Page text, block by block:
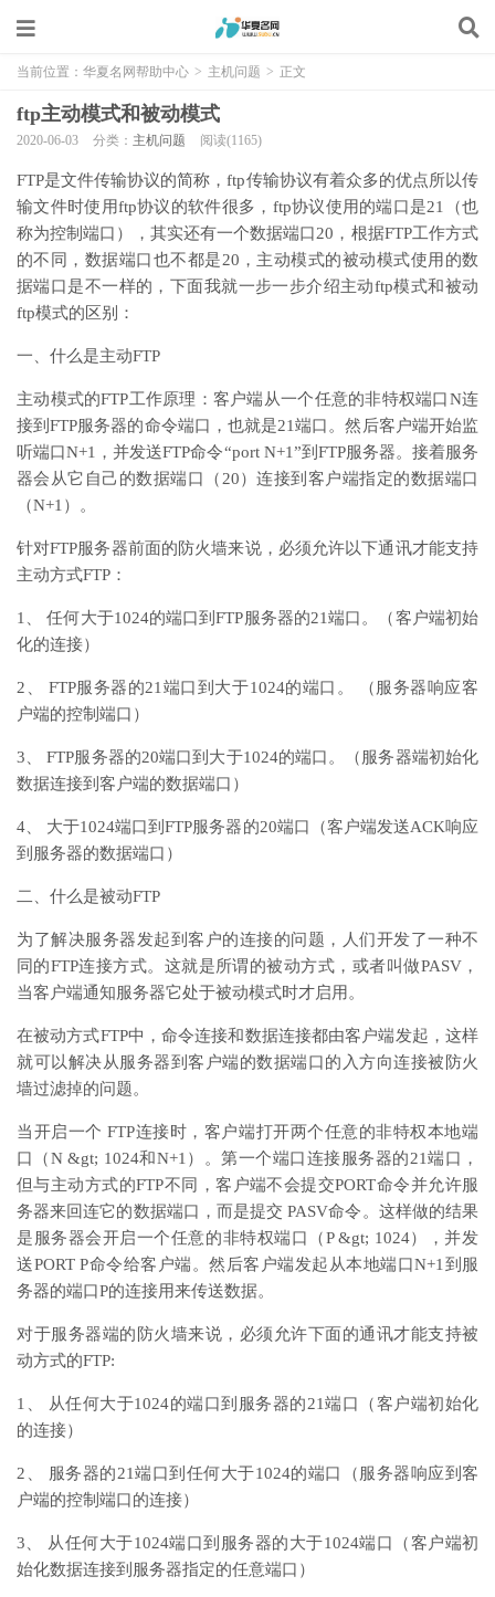
当前位置： 华夏名网帮助中心 > 主机问题 > 正文
ftp主动模式和被动模式
2020-06-03 分类： 主机问题 阅读(1165)
FTP是文件传输协议的简称，ftp传输协议有着众多的优点所以传
输文件时使用ftp协议的软件很多，ftp协议使用的端口是21（也
称为控制端口），其实还有一个数据端口20，根据FTP工作方式
的不同，数据端口也不都是20，主动模式的被动模式使用的数
据端口是不一样的，下面我就一步一步介绍主动ftp模式和被动
ftp模式的区别：
一、什么是主动FTP
主动模式的FTP工作原理：客户端从一个任意的非特权端口N连
接到FTP服务器的命令端口，也就是21端口。然后客户端开始监
听端口N+1，并发送FTP命令“port N+1”到FTP服务器。接着服务
器会从它自己的数据端口（20）连接到客户端指定的数据端口
（N+1）。
针对FTP服务器前面的防火墙来说，必须允许以下通讯才能支持
主动方式FTP：
1、 任何大于1024的端口到FTP服务器的21端口。（客户端初始
化的连接）
2、 FTP服务器的21端口到大于1024的端口。 （服务器响应客
户端的控制端口）
3、 FTP服务器的20端口到大于1024的端口。（服务器端初始化
数据连接到客户端的数据端口）
4、 大于1024端口到FTP服务器的20端口（客户端发送ACK响应
到服务器的数据端口）
二、什么是被动FTP
为了解决服务器发起到客户的连接的问题，人们开发了一种不
同的FTP连接方式。这就是所谓的被动方式，或者叫做PASV，
当客户端通知服务器它处于被动模式时才启用。
在被动方式FTP中，命令连接和数据连接都由客户端发起，这样
就可以解决从服务器到客户端的数据端口的入方向连接被防火
墙过滤掉的问题。
当开启一个 FTP连接时，客户端打开两个任意的非特权本地端
口（N &gt; 1024和N+1）。第一个端口连接服务器的21端口，
但与主动方式的FTP不同，客户端不会提交PORT命令并允许服
务器来回连它的数据端口，而是提交 PASV命令。这样做的结果
是服务器会开启一个任意的非特权端口（P &gt; 1024），并发
送PORT P命令给客户端。然后客户端发起从本地端口N+1到服
务器的端口P的连接用来传送数据。
对于服务器端的防火墙来说，必须允许下面的通讯才能支持被
动方式的FTP:
1、 从任何大于1024的端口到服务器的21端口（客户端初始化
的连接）
2、 服务器的21端口到任何大于1024的端口（服务器响应到客
户端的控制端口的连接）
3、 从任何大于1024端口到服务器的大于1024端口（客户端初
始化数据连接到服务器指定的任意端口）